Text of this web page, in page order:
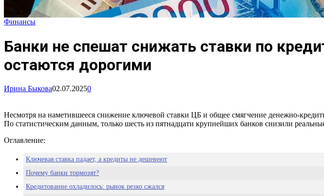
Финансы
Банки не спешат снижать ставки по
остаются дорогими
Ирина Быкова02.07.20250
Несмотря на наметившееся снижение ключевой ставки ЦБ и общее смягчение денежно-
По статистическим данным, только шесть из пятнадцати крупнейших банков снизили
Оглавление:
Ключевая ставка падает, а кредиты не дешевеют
Почему банки тормозят?
Кредитование охладилось: рынок резко сжался